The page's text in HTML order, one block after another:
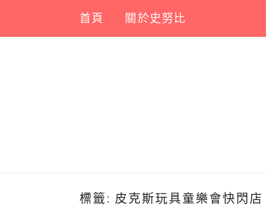
content
首頁 關於史努比
標籤: 皮克斯玩具童樂會快閃店